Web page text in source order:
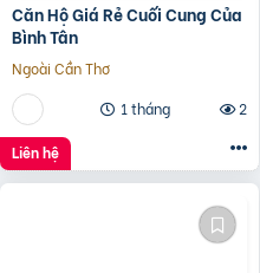
Căn Hộ Giá Rẻ Cuối Cung Của
Bình Tân
Ngoài Cần Thơ
1 tháng
2
Liên hệ